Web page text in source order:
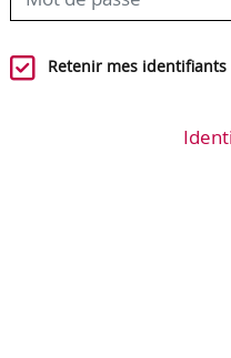
Retenir mes identifiants